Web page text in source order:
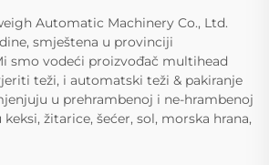
Automatic Machinery Co., Ltd.
smještena u provinciji
smo vodeći proizvođač multihead
teži, i automatski teži & pakiranje
u prehrambenoj i ne-hrambenoj
žitarice, šećer, sol, morska hrana,